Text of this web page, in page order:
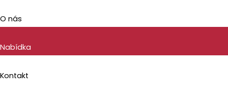
O nás
Nabídka
Kontakt